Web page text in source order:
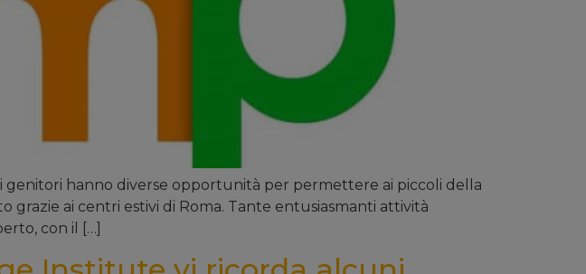
genitori hanno diverse opportunità per permettere ai piccoli della
ai centri estivi di Roma. Tante entusiasmanti attività
con il […]